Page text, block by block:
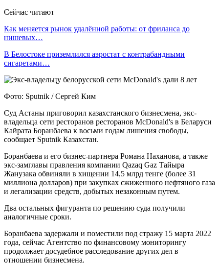
Сейчас читают
Как меняется рынок удалённой работы: от фриланса до
нишевых…
В Белостоке приземлился аэростат с контрабандными
сигаретами…
Фото: Sputnik / Сергей Ким
Суд Астаны приговорил казахстанского бизнесмена, экс-
владельца сети ресторанов ресторанов McDonald's в Беларуси
Кайрата Боранбаева к восьми годам лишения свободы,
сообщает Sputnik Казахстан.
Боранбаева и его бизнес-партнера Романа Наханова, а также
экс-замглавы правления компании Qazaq Gaz Тайыра
Жанузака обвиняли в хищении 14,5 млрд тенге (более 31
миллиона долларов) при закупках сжиженного нефтяного газа
и легализации средств, добытых незаконным путем.
Два остальных фигуранта по решению суда получили
аналогичные сроки.
Боранбаева задержали и поместили под стражу 15 марта 2022
года, сейчас Агентство по финансовому мониторингу
продолжает досудебное расследование других дел в
отношении бизнесмена.